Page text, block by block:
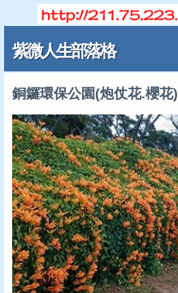
紫微人生部落格
銅鑼環保公園(炮仗花.櫻花)